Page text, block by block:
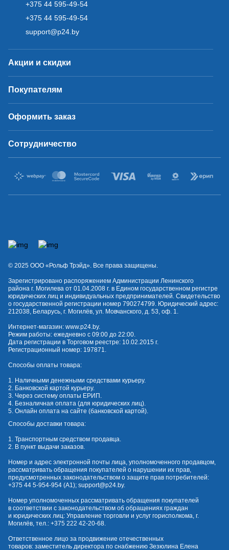
+375 44 595-49-54
+375 44 595-49-54
support@p24.by
Акции и скидки
Покупателям
Оформить заказ
Сотрудничество
© 2025 OOO «Рольф Трэйд». Все права защищены.
Зарегистрировано распоряжением Администрации Ленинского
района г. Могилева от 01.04.2008 г. в Едином государственном регистре
юридических лиц и индивидуальных предпринимателей. Свидетельство
о государственной регистрации номер 790274799. Юридический адрес:
212038, Беларусь, г. Могилёв, ул. Мовчанского, д. 53, оф. 1.
Интернет-магазин: www.p24.by.
Режим работы: ежедневно с 09:00 до 22:00.
Дата регистрации в Торговом реестре: 10.02.2015 г.
Регистрационный номер: 197871.
Способы оплаты товара:
1. Наличными денежными средствами курьеру.
2. Банковской картой курьеру.
3. Через систему оплаты ЕРИП.
4. Безналичная оплата (для юридических лиц).
5. Онлайн оплата на сайте (банковской картой).
Способы доставки товара:
1. Транспортным средством продавца.
2. В пункт выдачи заказов.
Номер и адрес электронной почты лица, уполномоченного продавцом,
рассматривать обращения покупателей о нарушении их прав,
предусмотренных законодательством о защите прав потребителей:
+375 44 5-954-954 (А1); support@p24.by.
Номер уполномоченных рассматривать обращения покупателей
в соответствии с законодательством об обращениях граждан
и юридических лиц: Управление торговли и услуг горисполкома, г.
Могилёв, тел.: +375 222 42-20-68.
Ответственное лицо за продвижение отечественных
товаров: заместитель директора по снабжению Зезюлина Елена